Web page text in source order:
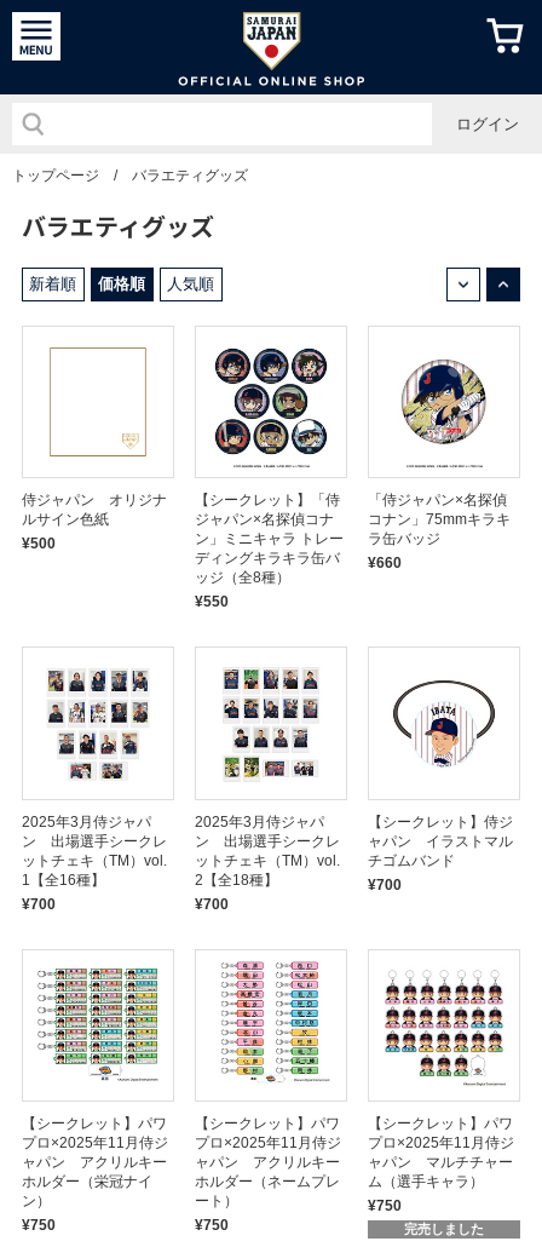
侍ジャパ
ログイン
トップページ / バラエティグッズ
バラエティグッズ
新着順 価格順 人気順
侍ジャパン オリジナ
ルサイン色紙
¥500
【シークレット】「侍
ジャパン×名探偵コナ
ン」ミニキャラ トレー
ディングキラキラ缶バ
ッジ（全8種）
¥550
「侍ジャパン×名探偵
コナン」75mmキラキ
ラ缶バッジ
¥660
2025年3月侍ジャパ
ン 出場選手シークレ
ットチェキ（TM）vol.
1【全16種】
¥700
2025年3月侍ジャパ
ン 出場選手シークレ
ットチェキ（TM）vol.
2【全18種】
¥700
【シークレット】侍ジ
ャパン イラストマル
チゴムバンド
¥700
【シークレット】パワ
プロ×2025年11月侍ジ
ャパン アクリルキー
ホルダー（栄冠ナイ
ン）
¥750
【シークレット】パワ
プロ×2025年11月侍ジ
ャパン アクリルキー
ホルダー（ネームプレ
ート）
¥750
【シークレット】パワ
プロ×2025年11月侍ジ
ャパン マルチチャー
ム（選手キャラ）
¥750
完売しました